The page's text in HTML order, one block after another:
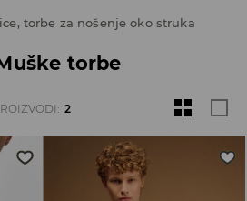
torbe za nošenje oko struka
torbe
: 2